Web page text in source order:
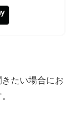
たい場合にお